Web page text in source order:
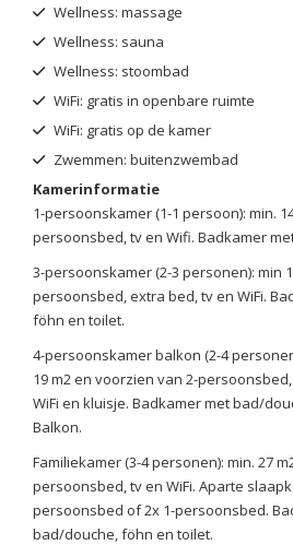
Wellness: massage
Wellness: sauna
Wellness: stoombad
WiFi: gratis in openbare ruimte
WiFi: gratis op de kamer
Zwemmen: buitenzwembad
Kamerinformatie
1-persoonskamer (1-1 persoon): min.
persoonsbed, tv en Wifi. Badkamer
3-persoonskamer (2-3 personen): min
persoonsbed, extra bed, tv en WiFi.
föhn en toilet.
4-persoonskamer balkon (2-4
19 m2 en voorzien van 2-
WiFi en kluisje. Badkamer met bad/
Balkon.
Familiekamer (3-4 personen): min. 27
persoonsbed, tv en WiFi. Aparte
persoonsbed of 2x 1-persoonsbed.
bad/douche, föhn en toilet.